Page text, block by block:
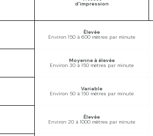
d'impression
Élevée
Environ 150 à 600 mètres par minute
Moyenne à élevée
Environ 30 à 150 mètres par minute
Variable
Environ 50 à 150 mètres par minute
Élevée
Environ 20 à 1000 mètres par minute